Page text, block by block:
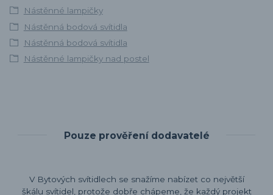
Nástěnné lampičky
Nástěnná bodová svítidla
Nástěnná bodová svítidla
Nástěnné lampičky nad postel
Pouze prověření dodavatelé
V Bytových svítidlech se snažíme nabízet co největší
škálu svítidel, protože dobře chápeme, že každý projekt